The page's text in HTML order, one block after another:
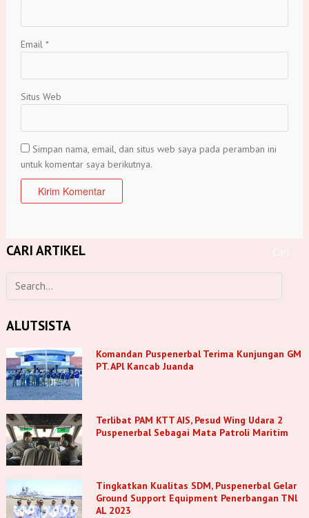
Email *
Situs Web
Simpan nama, email, dan situs web saya pada peramban ini
untuk komentar saya berikutnya.
CARI ARTIKEL
ALUTSISTA
Komandan Puspenerbal Terima Kunjungan GM
PT. APl Kancab Juanda
Terlibat PAM KTT AIS, Pesud Wing Udara 2
Puspenerbal Sebagai Mata Patroli Maritim
Tingkatkan Kualitas SDM, Puspenerbal Gelar
Ground Support Equipment Penerbangan TNl
AL 2023